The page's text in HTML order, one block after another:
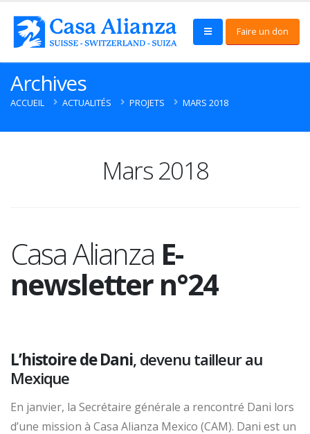
Faire un don
Archives
ACCUEIL ACTUALITÉS PROJETS MARS 2018
Mars 2018
Casa Alianza E-
newsletter n°24
L’histoire de Dani, devenu tailleur au
Mexique
En janvier, la Secrétaire générale a rencontré Dani lors
d’une mission à Casa Alianza Mexico (CAM). Dani est un